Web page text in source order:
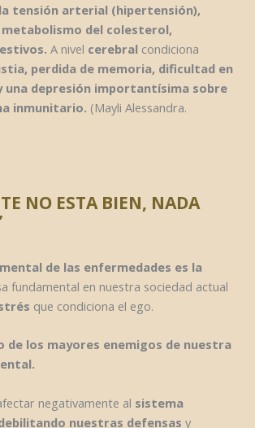
tensión arterial (hipertensión),
del colesterol,
A nivel cerebral condiciona
perdida de memoria, dificultad en
una depresión importantísima sobre
inmunitario. (Mayli Alessandra.
NO ESTA BIEN, NADA
de las enfermedades es la
fundamental en nuestra sociedad actual
que condiciona el ego.
de los mayores enemigos de nuestra
negativamente al sistema
nuestras defensasy